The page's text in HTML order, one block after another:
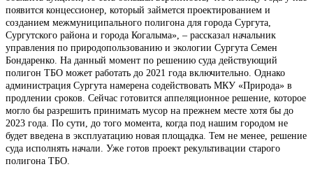
появится концессионер, который займется проектированием и
созданием межмуниципального полигона для города Сургута,
Сургутского района и города Когалыма», – рассказал начальник
управления по природопользованию и экологии Сургута Семен
Бондаренко. На данный момент по решению суда действующий
полигон ТБО может работать до 2021 года включительно. Однако
администрация Сургута намерена содействовать МКУ «Природа» в
продлении сроков. Сейчас готовится аппеляционное решение, которое
могло бы разрешить принимать мусор на прежнем месте хотя бы до
2023 года. По сути, до того момента, когда под нашим городом не
будет введена в эксплуатацию новая площадка. Тем не менее, решение
суда исполнять начали. Уже готов проект рекультивации старого
полигона ТБО.